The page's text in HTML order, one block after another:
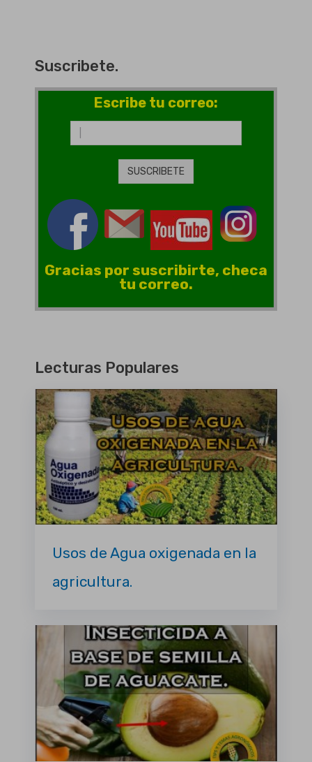
Suscribete.
Escribe tu correo:
Gracias por suscribirte, checa
tu correo.
Lecturas Populares
Usos de Agua oxigenada en la
agricultura.